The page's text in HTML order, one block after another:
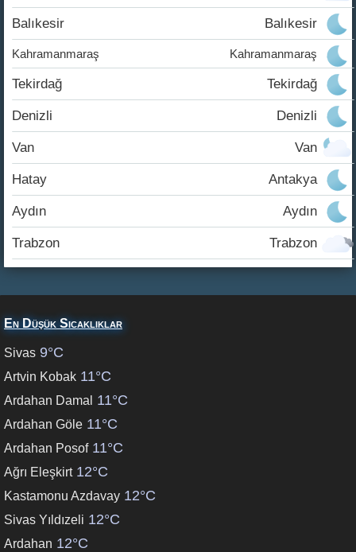
Balıkesir Balıkesir
Kahramanmaraş Kahramanmaraş
Tekirdağ Tekirdağ
Denizli Denizli
Van Van
Hatay Antakya
Aydın Aydın
Trabzon Trabzon
En Düşük Sıcaklıklar
Sivas 9°C
Artvin Kobak 11°C
Ardahan Damal 11°C
Ardahan Göle 11°C
Ardahan Posof 11°C
Ağrı Eleşkirt 12°C
Kastamonu Azdavay 12°C
Sivas Yıldızeli 12°C
Ardahan 12°C